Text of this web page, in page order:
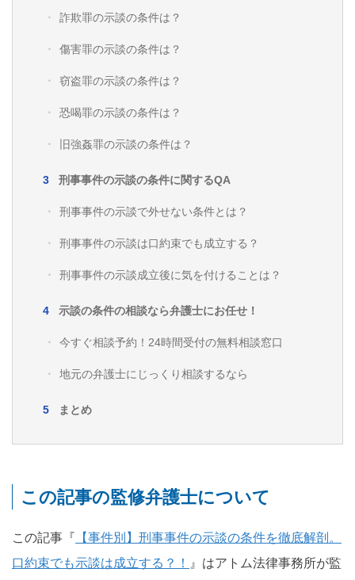
詐欺罪の示談の条件は？
傷害罪の示談の条件は？
窃盗罪の示談の条件は？
恐喝罪の示談の条件は？
旧強姦罪の示談の条件は？
刑事事件の示談の条件に関するQA
刑事事件の示談で外せない条件とは？
刑事事件の示談は口約束でも成立する？
刑事事件の示談成立後に気を付けることは？
示談の条件の相談なら弁護士にお任せ！
今すぐ相談予約！24時間受付の無料相談窓口
地元の弁護士にじっくり相談するなら
まとめ
この記事の監修弁護士について
この記事『 【事件別】刑事事件の示談の条件を徹底解剖。
口約束でも示談は成立する？！
』はアトム法律事務所が監